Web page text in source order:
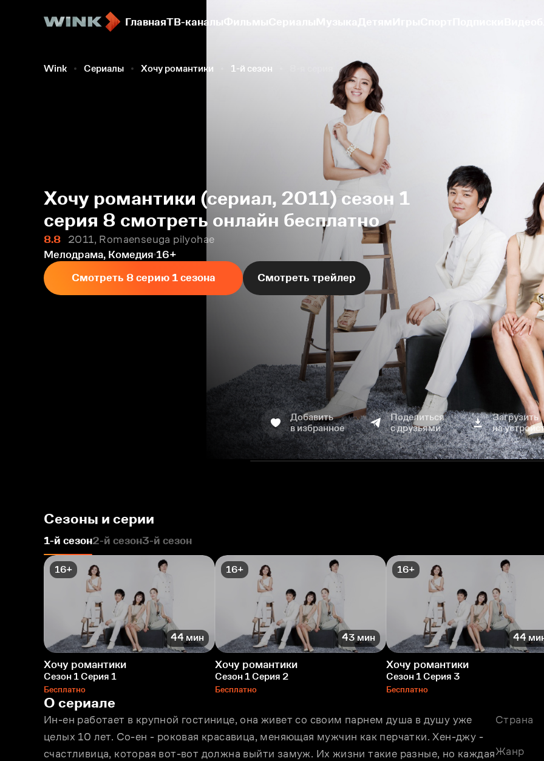
ГлавнаяТВ-каналыФильмы
Wink Сериалы Хочу романтики 1-й сезон
Хочу романтики (сериал, 2011) сезон 1
серия 8 смотреть онлайн бесплатно
8.8
2011, Romaenseuga pilyohae
Мелодрама, Комедия 16+
Смотреть 8 серию 1 сезона
Смотреть трейлер
Добавить
в избранное
Поделиться
с друзьями
Загрузить
на
Сезоны и серии
1-й сезон2-й сезон3-й сезон
16+
44 мин
Хочу романтики
Сезон 1 Серия 1
Бесплатно
16+
43 мин
Хочу романтики
Сезон 1 Серия 2
Бесплатно
16+
44
Хочу романтики
Сезон 1 Серия 3
Бесплатно
О сериале
Ин-eн работает в крупной гостинице, она живeт со своим парнем душа в душу уже
целых 10 лет. Со-eн - роковая красавица, меняющая мужчин как перчатки. Хeн-джу -
счастливица, которая вот-вот должна выйти замуж. Их жизни такие разные, но каждая
Страна
Жанр